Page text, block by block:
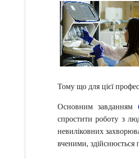
Тому що для цієї
Основним завданням
спростити роботу з
невиліковних
вченими, здійснюється